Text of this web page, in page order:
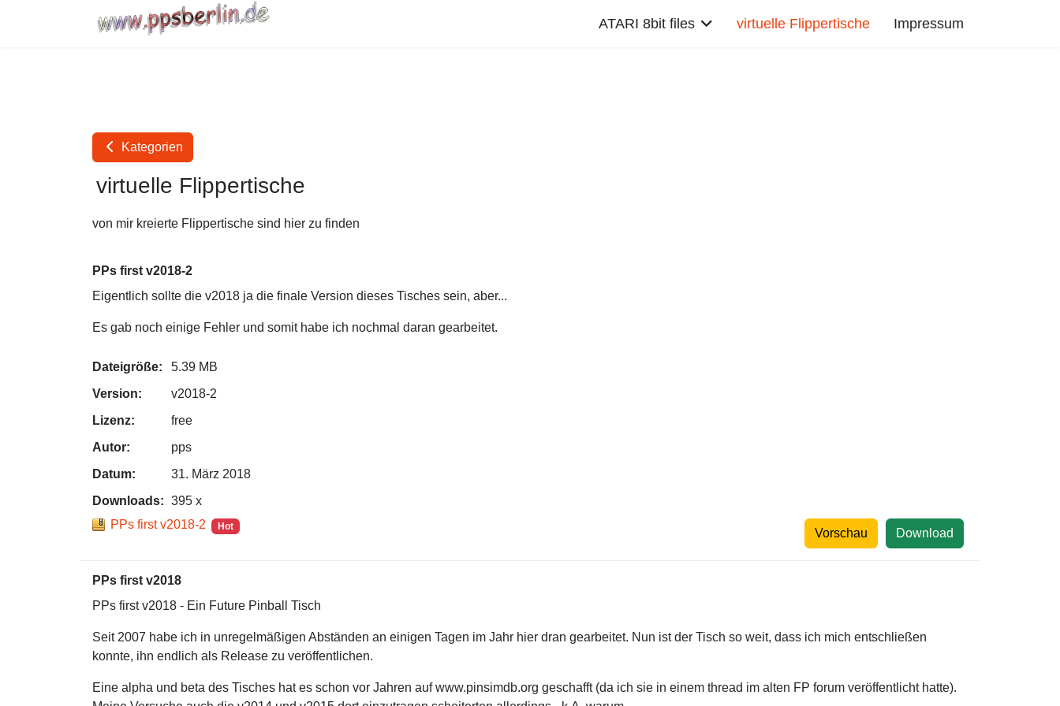
ATARI 8bit files virtuelle Flippertische Impressum
Kategorien
virtuelle Flippertische
von mir kreierte Flippertische sind hier zu finden
PPs first v2018-2
Eigentlich sollte die v2018 ja die finale Version dieses Tisches sein, aber...
Es gab noch einige Fehler und somit habe ich nochmal daran gearbeitet.
Dateigröße:
5.39 MB
Version:
v2018-2
Lizenz:
free
Autor:
pps
Datum:
31. März 2018
Downloads: 395 x
PPs first v2018-2
Hot Download
Vorschau
PPs first v2018
PPs first v2018 - Ein Future Pinball Tisch
Seit 2007 habe ich in unregelmäßigen Abständen an einigen Tagen im Jahr hier dran gearbeitet. Nun ist der Tisch so weit, dass ich mich entschließen
konnte, ihn endlich als Release zu veröffentlichen.
Eine alpha und beta des Tisches hat es schon vor Jahren auf www.pinsimdb.org geschafft (da ich sie in einem thread im alten FP forum veröffentlicht hatte).